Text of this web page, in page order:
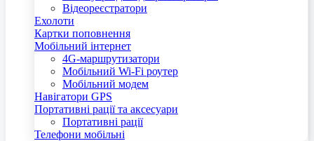
Відеореєстратори
Ехолоти
Картки поповнення
Мобільний інтернет
4G-маршрутизатори
Мобільний Wi-Fi роутер
Мобільний модем
Навігатори GPS
Портативні рації та аксесуари
Портативні рації
Телефони мобільні